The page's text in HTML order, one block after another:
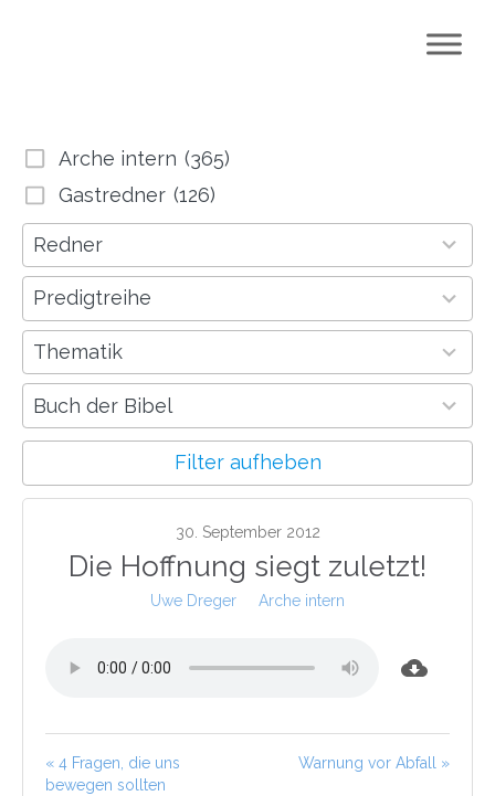
Arche intern (365)
Gastredner (126)
Redner
64
results
available
Predigtreihe
18
results
available
Thematik
791
results
available
Buch der Bibel
53
results
available
Filter aufheben
30. September 2012
Die Hoffnung siegt zuletzt!
Uwe Dreger Arche intern
« 4 Fragen, die uns
bewegen sollten
Warnung vor Abfall »